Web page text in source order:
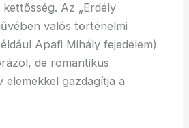
Az „Erdély
valós történelmi
Apafi Mihály fejedelem)
de romantikus
gazdagítja a